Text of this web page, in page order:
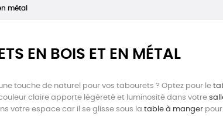
métal
EN BOIS ET EN MÉTAL
touche de naturel pour vos tabourets ? Optez pour le
claire apporte légèreté et luminosité dans votre
votre espace car il se glisse sous la table à manger